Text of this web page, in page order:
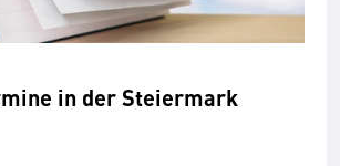
in der Steiermark